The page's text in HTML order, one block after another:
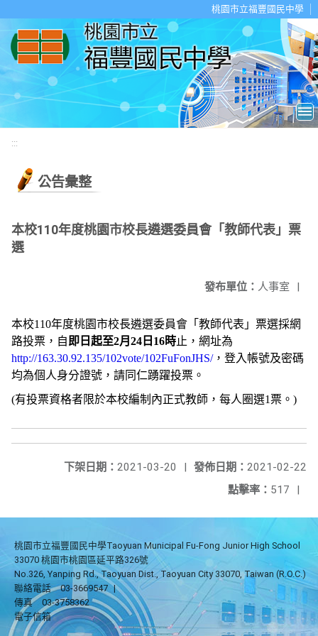
桃園市立福豐國民中學
:::
公告彙整
本校110年度桃園市校長遴選委員會「教師代表」票
選
發布單位： 人事室 |
本校110年度桃園市校長遴選委員會「教師代表」票選採網
路投票，自 即日起至2月24日16時止，網址為
http://163.30.92.135/102vote/102FuFonJHS/，登入帳號及密碼
均為個人身分證號，請同仁踴躍投票。
(有投票資格者限於本校編制內正式教師，每人圈選1票。)
發佈日期： 2021-02-22
下架日期： 2021-03-20
|
點擊率： 517 |
桃園市立福豐國民中學Taoyuan Municipal Fu-Fong Junior High School
33070 桃園市桃園區延平路326號
No.326, Yanping Rd., Taoyuan Dist., Taoyuan City 33070, Taiwan (R.O.C.)
聯絡電話
03-3669547 |
傳真
03-3758362
電子信箱